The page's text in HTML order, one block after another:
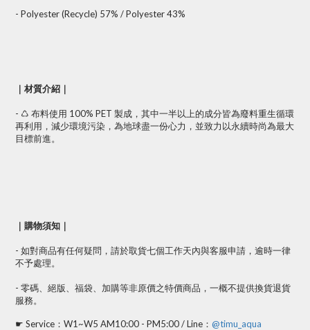
- Polyester (Recycle) 57% / Polyester 43%
｜材質介紹｜
- ♺ 布料使用 100% PET 製成，其中一半以上的成分皆為廢料重生循環
再利用，減少環境污染，為地球盡一份心力，並致力以永續時尚為最大
目標前進。
｜購物須知｜
- 如對商品有任何疑問，請於取貨七個工作天內與客服申請，逾時一律
不予處理。
- 零碼、絕版、福袋、加購等非原價之特價商品，一概不提供換貨退貨
服務。
☛ Service：W1~W5 AM10:00 - PM5:00 / Line： @timu_aqua